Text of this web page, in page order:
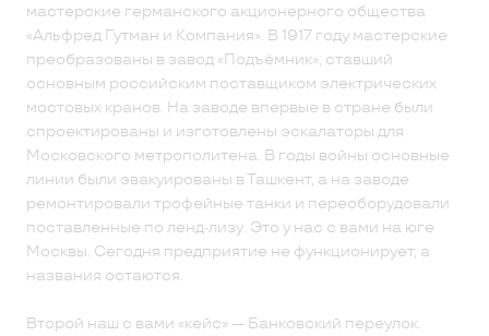
мастерские германского акционерного общества
«Альфред Гутман и Компания». В 1917 году мастерские
преобразованы в завод «Подъёмник», ставший
основным российским поставщиком электрических
мостовых кранов. На заводе впервые в стране были
спроектированы и изготовлены эскалаторы для
Московского метрополитена. В годы войны основные
линии были эвакуированы в Ташкент, а на заводе
ремонтировали трофейные танки и переоборудовали
поставленные по ленд-лизу. Это у нас с вами на юге
Москвы. Сегодня предприятие не функционирует, а
названия остаются.
Второй наш с вами «кейс» — Банковский переулок.